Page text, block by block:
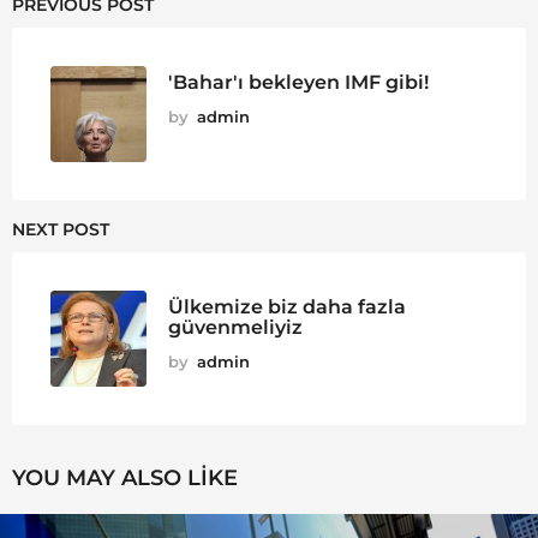
PREVIOUS POST
'Bahar'ı bekleyen IMF gibi!
by admin
NEXT POST
Ülkemize biz daha fazla
güvenmeliyiz
by admin
YOU MAY ALSO LIKE